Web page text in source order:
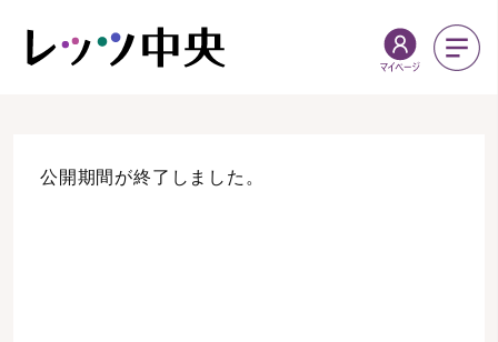
公開期間が終了しました。